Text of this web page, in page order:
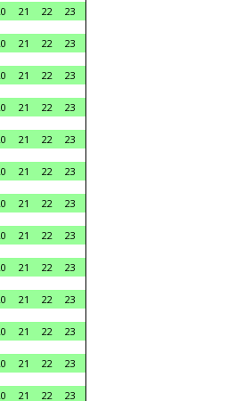
21 22
23
21 22
23
21 22
23
21 22
23
21 22
23
21 22
23
21 22
23
21 22
23
21 22
23
21 22
23
21 22
23
21 22
23
21 22
23